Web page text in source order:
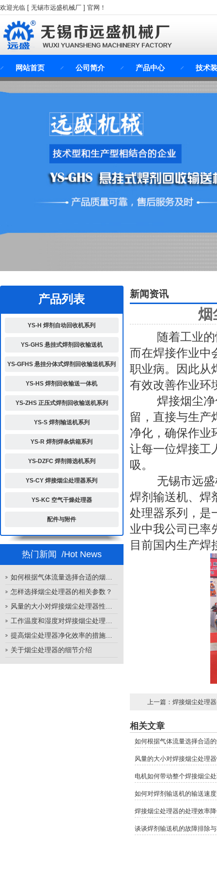
欢迎光临 [ 无锡市远盛机械厂 ] 官网！
网站首页 公司简介 产品中心 技术
产品列表
YS-H 焊剂自动回收机系列
YS-GHS 悬挂式焊剂回收输送机
YS-GFHS 悬挂分体式焊剂回收输送机系列
YS-HS 焊剂回收输送一体机
YS-ZHS 正压式焊剂回收输送机系列
YS-S 焊剂输送机系列
YS-R 焊剂焊条烘箱系列
YS-DZFC 焊剂筛选机系列
YS-CY 焊接烟尘处理器系列
YS-KC 空气干燥处理器
配件与附件
热门新闻 /Hot News
怎样选择烟尘处理器的相关参数？
关于烟尘处理器的细节介绍
新闻资讯
烟
随着工业的快
而在焊接作业中
职业病。因此从
有效改善作业环
焊接烟尘净化
留，直接与生产
净化，确保作业
让每一位焊接工
吸。
无锡市远盛机
焊剂输送机、焊
处理器系列，是
业中我公司已率
目前国内生产
上一篇： 焊接烟尘处理
相关文章
如何根据气体流量选择合适
风量的大小对焊接烟尘处理
电机如何带动整个焊接烟尘
如何对焊剂输送机的输送速
焊接烟尘处理器的处理效率
谈谈焊剂输送机的故障排除